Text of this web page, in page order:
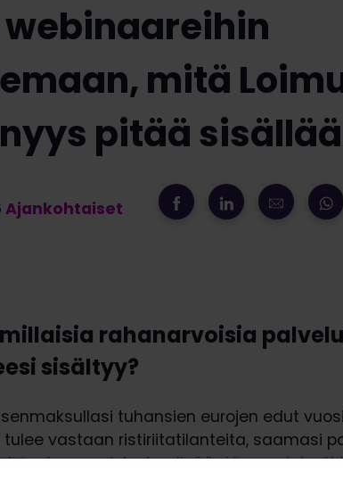
webinaareihin
mitä
pitää
Ajankohtaiset
rahanarvoisia
sisältyy?
tuhansien eurojen edut
vastaan ristiriitatilanteita, saamasi
arvoista. Lue lisää:Jäsenedut